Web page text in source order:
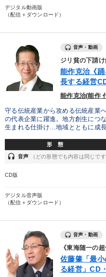
デジタル動画版
（配信＋ダウンロード）
音声・動画
ジリ貧の下請
能作克治《
長する経営
能作克治(能作
守る伝統産業から攻める伝統産業
の代表企業に躍進。地方創生につ
生まれる仕掛け…地域とともに成
形 態
headset 音声 （どの形態でも内容は同じです
CD版
デジタル音声版
（配信＋ダウンロード）
音声・動画
《東海随一の
佐藤肇「最
る経営」CD